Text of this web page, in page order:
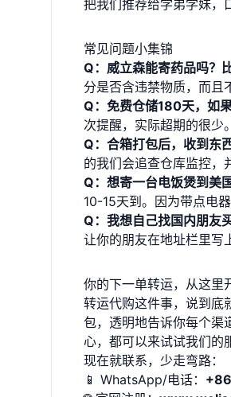
把我们推荐给学弟学妹，
常见问题小集锦
Q：威立森能寄药品吗？
分是否含违禁物质，而且
Q：免费仓储180天，如
次提醒，实际超期的很少
Q：合箱打包后，收到东
的我们会追查仓库监控，
Q：想寄一台电饭煲到美
10-15天到。因为带点电
Q：我想自己找国内朋友
让你的朋友在地址栏里写
你的下一单转运，从这里
转运代购这件事，说到底
包，透明地告诉你每个渠
心，都可以来试试我们的
现在就联系，少走弯路：
📱 WhatsApp/电话：